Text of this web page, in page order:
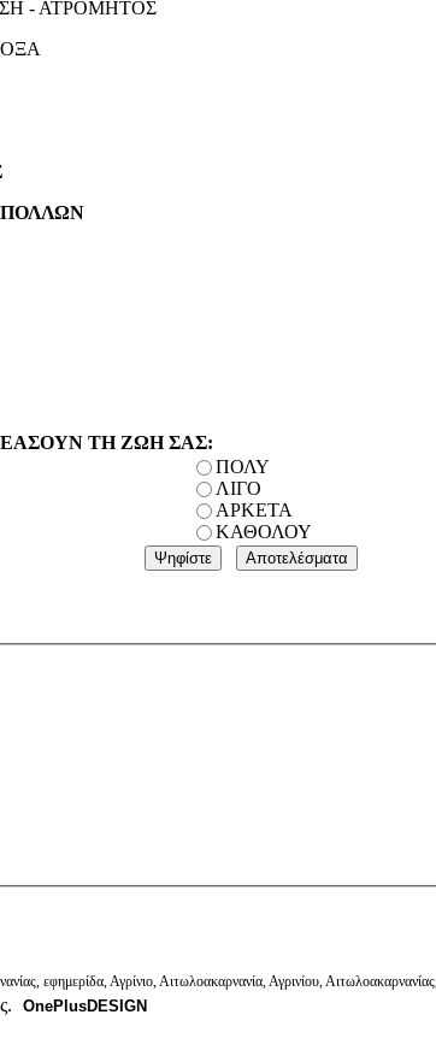
- ΑΤΡΟΜΗΤΟΣ
ΤΗ ΖΩΗ ΣΑΣ:
ΠΟΛΥ
ΛΙΓΟ
ΑΡΚΕΤΑ
ΚΑΘΟΛΟΥ
εφημερίδα, Αγρίνιο, Αιτωλοακαρνανία, Αγρινίου, Αιτωλοακαρνανίας,
OnePlusDESIGN